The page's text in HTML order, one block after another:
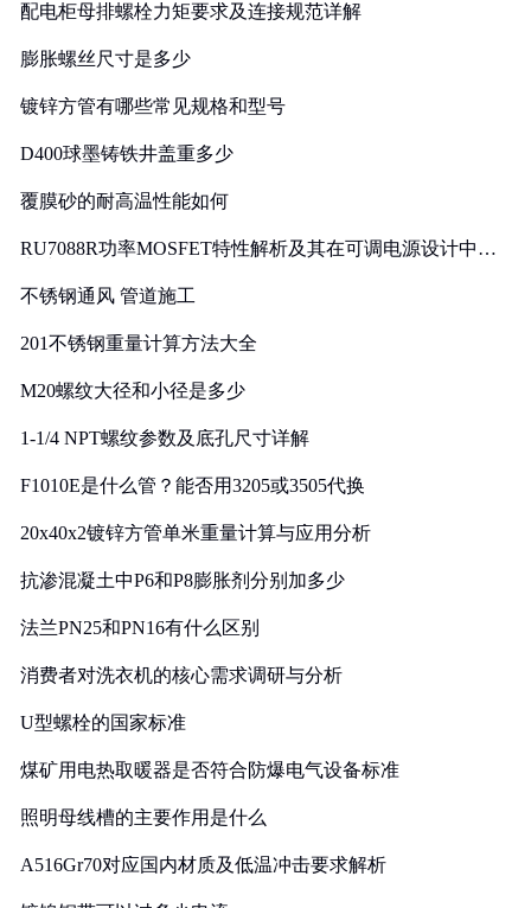
配电柜母排螺栓力矩要求及连接规范详解
膨胀螺丝尺寸是多少
镀锌方管有哪些常见规格和型号
D400球墨铸铁井盖重多少
覆膜砂的耐高温性能如何
RU7088R功率MOSFET特性解析及其在可调电源设计中的
不锈钢通风 管道施工
201不锈钢重量计算方法大全
M20螺纹大径和小径是多少
1-1/4 NPT螺纹参数及底孔尺寸详解
F1010E是什么管？能否用3205或3505代换
20x40x2镀锌方管单米重量计算与应用分析
抗渗混凝土中P6和P8膨胀剂分别加多少
法兰PN25和PN16有什么区别
消费者对洗衣机的核心需求调研与分析
U型螺栓的国家标准
煤矿用电热取暖器是否符合防爆电气设备标准
照明母线槽的主要作用是什么
A516Gr70对应国内材质及低温冲击要求解析